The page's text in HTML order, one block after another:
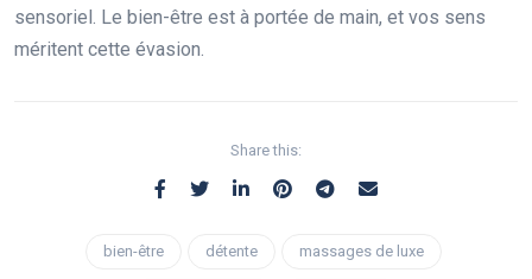
sensoriel. Le bien-être est à portée de main, et vos sens
méritent cette évasion.
Share this:
bien-être détente massages de luxe